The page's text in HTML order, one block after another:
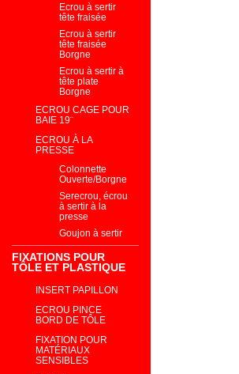
Ecrou à sertir
tête fraisée
Ecrou à sertir
tête fraisée
Borgne
Ecrou à sertir à
tête plate
Borgne
ECROU CAGE POUR
BAIE 19¨
ECROU À LA
PRESSE
Colonnette
Ouverte/Borgne
Serecrou, écrou
à sertir à la
presse
Goujon à sertir
FIXATIONS POUR
TÔLE ET PLASTIQUE
INSERT PAPILLON
ECROU PINCE
BORD DE TÔLE
FIXATION POUR
MATÉRIAUX
SENSIBLES